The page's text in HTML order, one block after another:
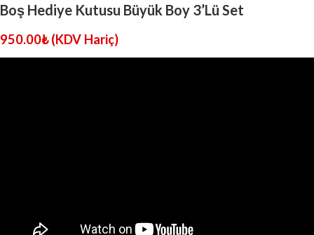
Boş Hediye Kutusu Büyük Boy 3’Lü Set
950.00₺ (KDV Hariç)